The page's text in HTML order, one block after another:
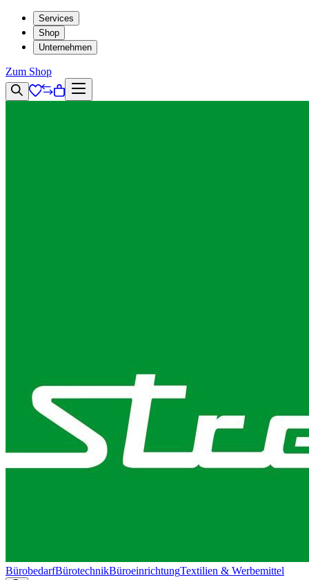
Services
Shop
Unternehmen
Zum Shop
BürobedarfBürotechnik​BüroeinrichtungTextilien & Werbemittel